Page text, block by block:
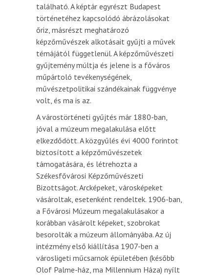
található. A képtár egyrészt Budapest
történetéhez kapcsolódó ábrázolásokat
őriz, másrészt meghatározó
képzőművészek alkotásait gyűjti a művek
témájától függetlenül. A képzőművészeti
gyűjtemény múltja és jelene is a főváros
műpártoló tevékenységének,
művészetpolitikai szándékainak függvénye
volt, és ma is az.
A várostörténeti gyűjtés már 1880-ban,
jóval a múzeum megalakulása előtt
elkezdődött. A közgyűlés évi 4000 forintot
biztosított a képzőművészetek
támogatására, és létrehozta a
Székesfővárosi Képzőművészeti
Bizottságot. Arcképeket, városképeket
vásároltak, esetenként rendeltek. 1906-ban,
a Fővárosi Múzeum megalakulásakor a
korábban vásárolt képeket, szobrokat
besorolták a múzeum állományába. Az új
intézmény első kiállítása 1907-ben a
városligeti műcsarnok épületében (később
Olof Palme-ház, ma Millennium Háza) nyílt